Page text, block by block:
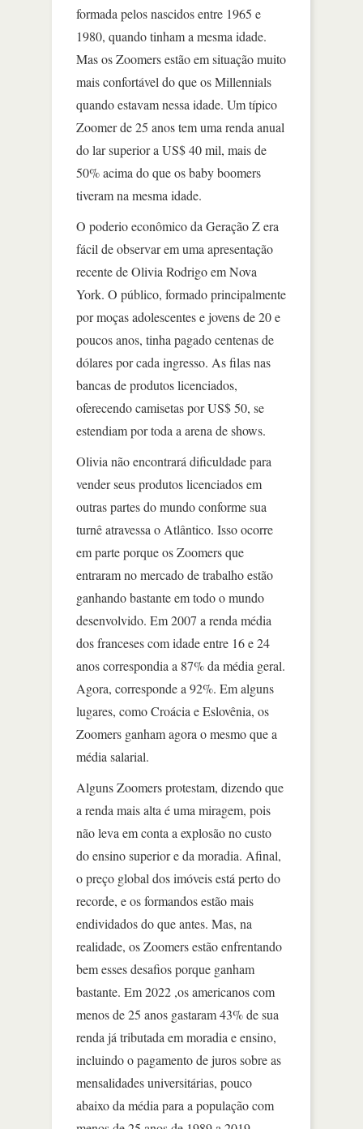
formada pelos nascidos entre 1965 e
1980, quando tinham a mesma idade.
Mas os Zoomers estão em situação muito
mais confortável do que os Millennials
quando estavam nessa idade. Um típico
Zoomer de 25 anos tem uma renda anual
do lar superior a US$ 40 mil, mais de
50% acima do que os baby boomers
tiveram na mesma idade.
O poderio econômico da Geração Z era
fácil de observar em uma apresentação
recente de Olivia Rodrigo em Nova
York. O público, formado principalmente
por moças adolescentes e jovens de 20 e
poucos anos, tinha pagado centenas de
dólares por cada ingresso. As filas nas
bancas de produtos licenciados,
oferecendo camisetas por US$ 50, se
estendiam por toda a arena de shows.
Olivia não encontrará dificuldade para
vender seus produtos licenciados em
outras partes do mundo conforme sua
turnê atravessa o Atlântico. Isso ocorre
em parte porque os Zoomers que
entraram no mercado de trabalho estão
ganhando bastante em todo o mundo
desenvolvido. Em 2007 a renda média
dos franceses com idade entre 16 e 24
anos correspondia a 87% da média geral.
Agora, corresponde a 92%. Em alguns
lugares, como Croácia e Eslovênia, os
Zoomers ganham agora o mesmo que a
média salarial.
Alguns Zoomers protestam, dizendo que
a renda mais alta é uma miragem, pois
não leva em conta a explosão no custo
do ensino superior e da moradia. Afinal,
o preço global dos imóveis está perto do
recorde, e os formandos estão mais
endividados do que antes. Mas, na
realidade, os Zoomers estão enfrentando
bem esses desafios porque ganham
bastante. Em 2022 ,os americanos com
menos de 25 anos gastaram 43% de sua
renda já tributada em moradia e ensino,
incluindo o pagamento de juros sobre as
mensalidades universitárias, pouco
abaixo da média para a população com